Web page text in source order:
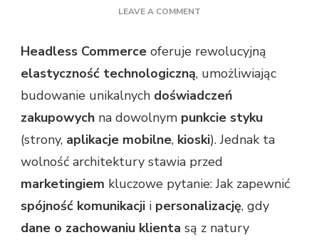
LEAVE A COMMENT
–
MÓZG
DLA
TWOJEGO
COMMERCE
Headless Commerce oferuje rewolucyjną
elastyczność technologiczną, umożliwiając
budowanie unikalnych doświadczeń
zakupowych na dowolnym punkcie styku
(strony, aplikacje mobilne, kioski). Jednak ta
wolność architektury stawia przed
marketingiem kluczowe pytanie: Jak zapewnić
spójność komunikacji i personalizację, gdy
dane o zachowaniu klienta są z natury